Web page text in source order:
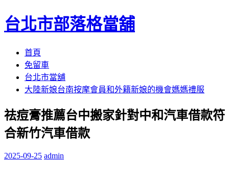
台北市部落格當舖
首頁
免留車
台北市當舖
大陸新娘台南按摩會員和外籍新娘的機會媽媽禮服
祛痘膏推薦台中搬家針對中和汽車借款符
合新竹汽車借款
2025-09-25 admin